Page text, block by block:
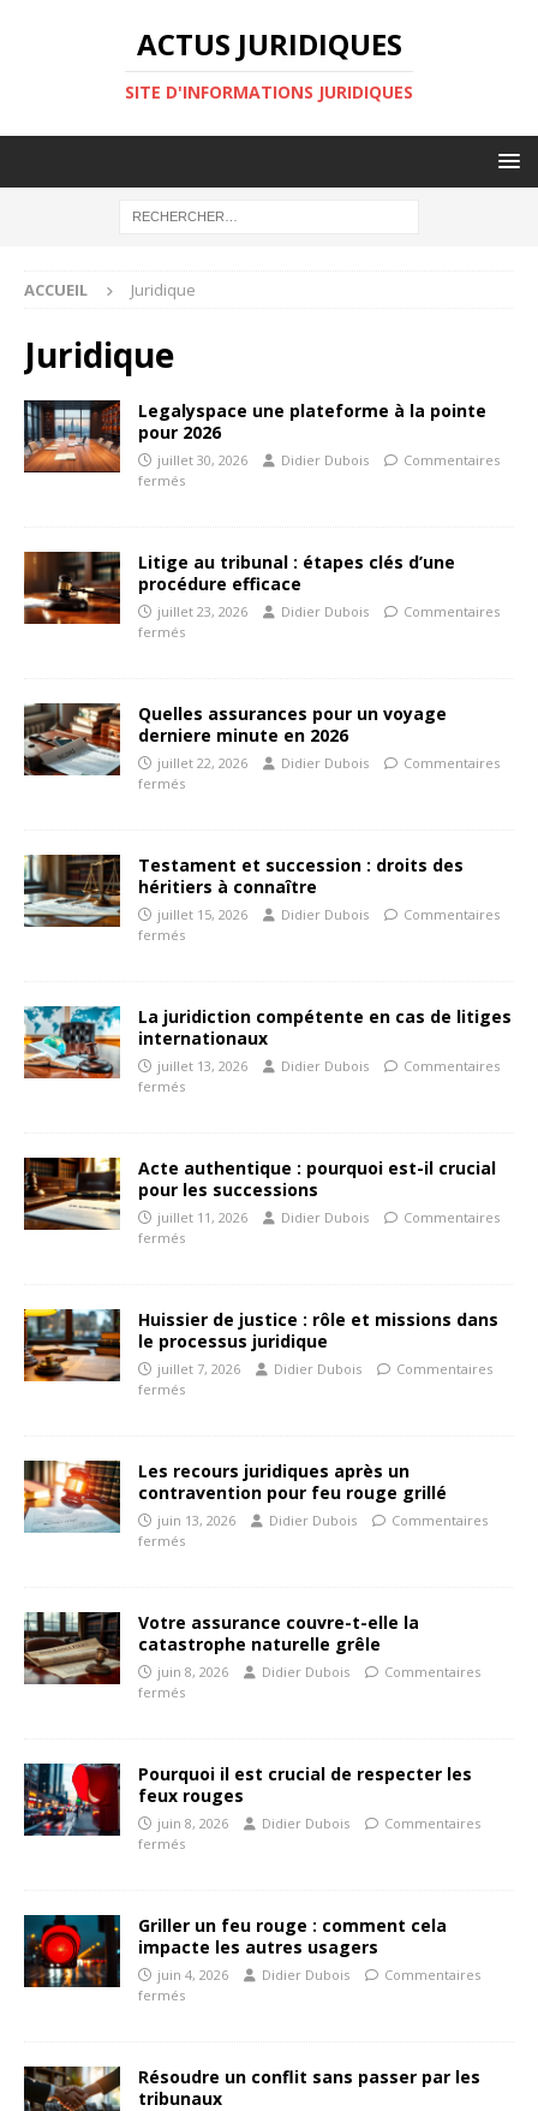
ACTUS JURIDIQUES
SITE D'INFORMATIONS JURIDIQUES
ACCUEIL Juridique
Juridique
Legalyspace une plateforme à la pointe
pour 2026
juillet 30, 2026 Didier Dubois
Commentaires
fermés
Litige au tribunal : étapes clés d’une
procédure efficace
juillet 23, 2026 Didier Dubois
Commentaires
fermés
Quelles assurances pour un voyage
derniere minute en 2026
juillet 22, 2026 Didier Dubois
Commentaires
fermés
Testament et succession : droits des
héritiers à connaître
juillet 15, 2026 Didier Dubois
Commentaires
fermés
La juridiction compétente en cas de litiges
internationaux
juillet 13, 2026 Didier Dubois
Commentaires
fermés
Acte authentique : pourquoi est-il crucial
pour les successions
juillet 11, 2026 Didier Dubois
Commentaires
fermés
Huissier de justice : rôle et missions dans
le processus juridique
juillet 7, 2026 Didier Dubois
Commentaires
fermés
Les recours juridiques après un
contravention pour feu rouge grillé
juin 13, 2026 Didier Dubois
Commentaires
fermés
Votre assurance couvre-t-elle la
catastrophe naturelle grêle
juin 8, 2026 Didier Dubois
Commentaires
fermés
Pourquoi il est crucial de respecter les
feux rouges
juin 8, 2026 Didier Dubois
Commentaires
fermés
Griller un feu rouge : comment cela
impacte les autres usagers
juin 4, 2026 Didier Dubois
Commentaires
fermés
Résoudre un conflit sans passer par les
tribunaux